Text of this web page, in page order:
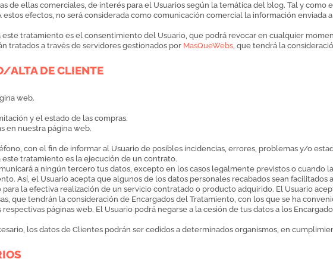
de ellas comerciales, de interés para el Usuarios según la temática del blog. Tal y como
efectos, no será considerada como comunicación comercial la información
tratamiento es el consentimiento del Usuario, que podrá revocar en cualquier
tratados a través de servidores gestionados por MasQueWebs, que tendrá la
ALTA DE CLIENTE
web.
y el estado de las compras.
en nuestra página web.
con el fin de informar al Usuario de posibles incidencias, errores, problemas y/o
tratamiento es la ejecución de un contrato.
a ningún tercero tus datos, excepto en los casos legalmente previstos o
Así, el Usuario acepta que algunos de los datos personales recabados sean
la efectiva realización de un servicio contratado o producto adquirido. El Usuario
que tendrán la consideración de Encargados del Tratamiento, con los que se ha
páginas web. El Usuario podrá negarse a la cesión de tus datos a los
los datos de Clientes podrán ser cedidos a determinados organismos, en